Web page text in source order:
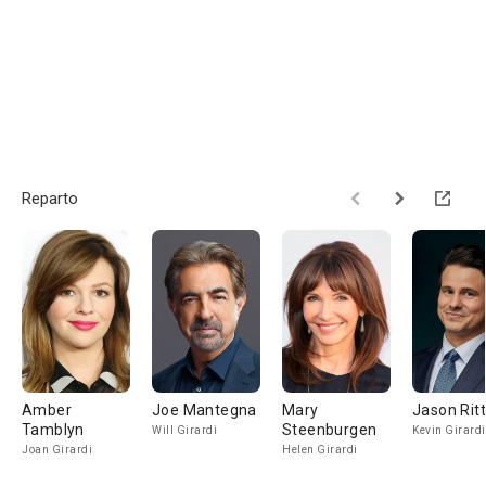
Reparto
Amber
Tamblyn
Joan Girardi
Joe Mantegna
Will Girardi
Mary
Steenburgen
Helen Girardi
Jason
Kevin Girardi